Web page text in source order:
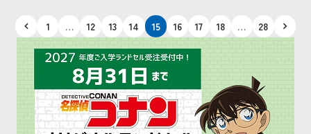
室。今回は、算数の文章
題の苦手克服記事！算数
の文章題の苦手克服のカ
はの風物詩も、子どもの
楽しさ・好奇心を最大に
してくれる貴重なエッセ
ンス。これらを数（か
ず）の教 […]
稿
1 … 12 13 14 15 16 17 18 … 28